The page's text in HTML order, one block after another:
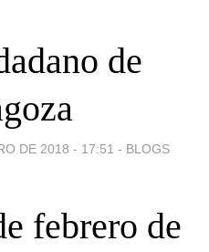
de
DE 2018 - 17:51 - BLOGS
febrero de